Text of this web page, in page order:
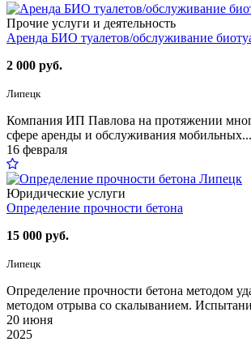
Прочие услуги и деятельность
Аренда БИО туалетов/обслуживание
2 000 руб.
Липецк
Компания ИП Павлова на протяжении
сфере аренды и обслуживания мобильных...
16 февраля
Юридические услуги
Определение прочности бетона
15 000 руб.
Липецк
Определение прочности бетона методом
методом отрыва со скалыванием.
20 июня
2025